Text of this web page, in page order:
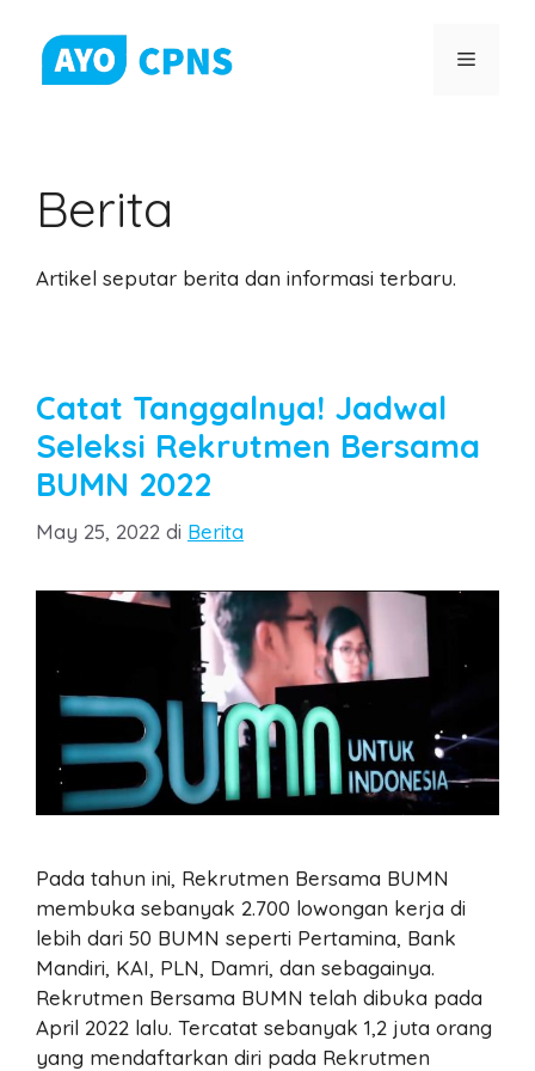
content
Menu
Berita
Artikel seputar berita dan informasi terbaru.
Catat Tanggalnya! Jadwal
Seleksi Rekrutmen Bersama
BUMN 2022
May 25, 2022 di Categories
Berita
Pada tahun ini, Rekrutmen Bersama BUMN
membuka sebanyak 2.700 lowongan kerja di
lebih dari 50 BUMN seperti Pertamina, Bank
Mandiri, KAI, PLN, Damri, dan sebagainya.
Rekrutmen Bersama BUMN telah dibuka pada
April 2022 lalu. Tercatat sebanyak 1,2 juta orang
yang mendaftarkan diri pada Rekrutmen